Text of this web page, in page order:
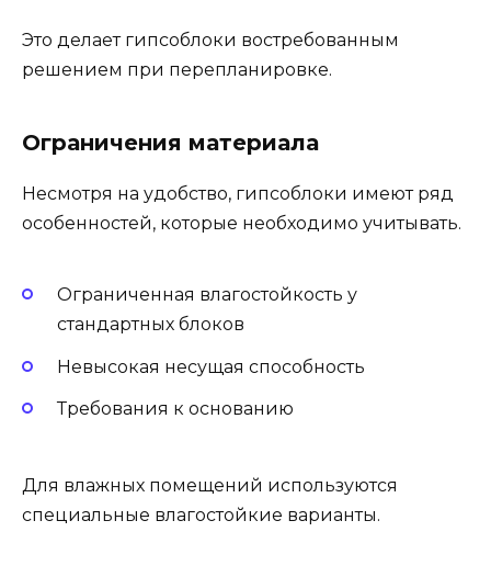
Это делает гипсоблоки востребованным
решением при перепланировке.
Ограничения материала
Несмотря на удобство, гипсоблоки имеют ряд
особенностей, которые необходимо учитывать.
Ограниченная влагостойкость у
стандартных блоков
Невысокая несущая способность
Требования к основанию
Для влажных помещений используются
специальные влагостойкие варианты.